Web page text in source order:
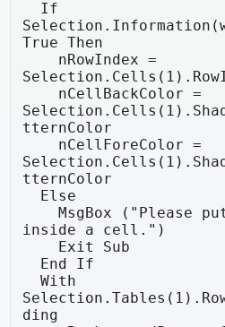
True Then
tternColor
tternColor
inside a cell.")
ding